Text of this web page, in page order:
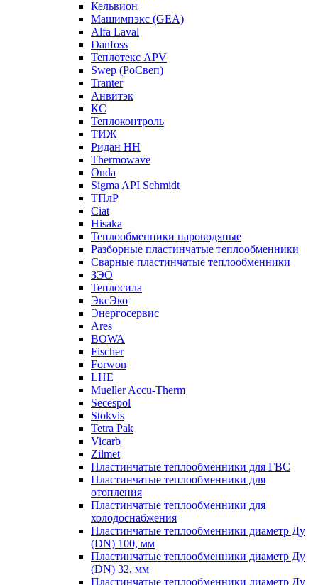
Кельвион
Машимпэкс (GEA)
Alfa Laval
Danfoss
Теплотекс APV
Swep (РоСвеп)
Tranter
Анвитэк
КС
Теплоконтроль
ТИЖ
Ридан НН
Thermowave
Onda
Sigma API Schmidt
ТПлР
Ciat
Hisaka
Теплообменники пароводяные
Разборные пластинчатые теплообменники
Сварные пластинчатые теплообменники
ЗЭО
Теплосила
ЭксЭко
Энергосервис
Ares
BOWA
Fischer
Forwon
LHE
Mueller Accu-Therm
Secespol
Stokvis
Tetra Pak
Vicarb
Zilmet
Пластинчатые теплообменники для ГВС
Пластинчатые теплообменники для
отопления
Пластинчатые теплообменники для
холодоснабжения
Пластинчатые теплообменники диаметр Ду
(DN) 100, мм
Пластинчатые теплообменники диаметр Ду
(DN) 32, мм
Пластинчатые теплообменники диаметр Ду